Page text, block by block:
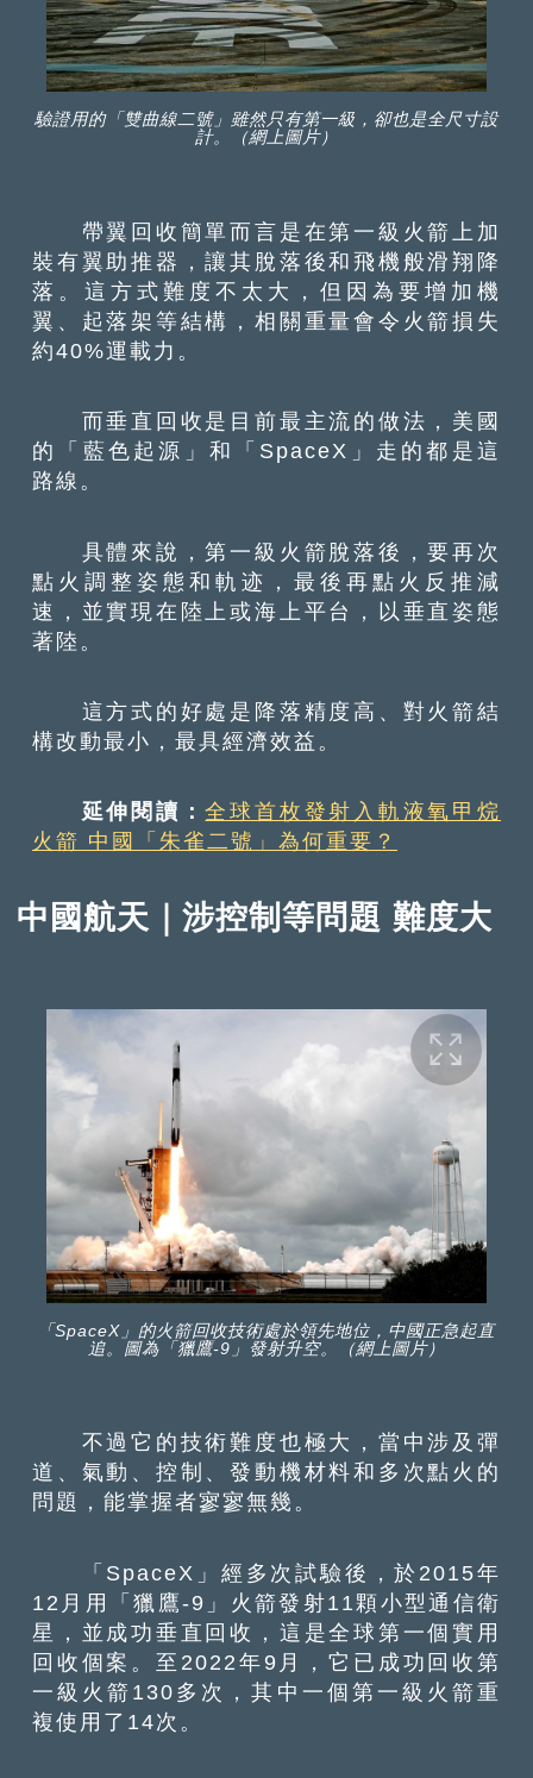
驗證用的「雙曲線二號」雖然只有第一級，卻也是全尺寸設
計。（網上圖片）
帶翼回收簡單而言是在第一級火箭上加
裝有翼助推器，讓其脫落後和飛機般滑翔降
落。這方式難度不太大，但因為要增加機
翼、起落架等結構，相關重量會令火箭損失
約40%運載力。
而垂直回收是目前最主流的做法，美國
的「藍色起源」和「SpaceX」走的都是這
路線。
具體來說，第一級火箭脫落後，要再次
點火調整姿態和軌迹，最後再點火反推減
速，並實現在陸上或海上平台，以垂直姿態
著陸。
這方式的好處是降落精度高、對火箭結
構改動最小，最具經濟效益。
延伸閱讀：全球首枚發射入軌液氧甲烷
火箭 中國「朱雀二號」為何重要？
中國航天｜涉控制等問題 難度大
「SpaceX」的火箭回收技術處於領先地位，中國正急起直
追。圖為「獵鷹-9」發射升空。（網上圖片）
不過它的技術難度也極大，當中涉及彈
道、氣動、控制、發動機材料和多次點火的
問題，能掌握者寥寥無幾。
「SpaceX」經多次試驗後，於2015年
12月用「獵鷹-9」火箭發射11顆小型通信衛
星，並成功垂直回收，這是全球第一個實用
回收個案。至2022年9月，它已成功回收第
一級火箭130多次，其中一個第一級火箭重
複使用了14次。